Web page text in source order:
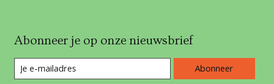
Abonneer je op onze nieuwsbrief
Abonneer